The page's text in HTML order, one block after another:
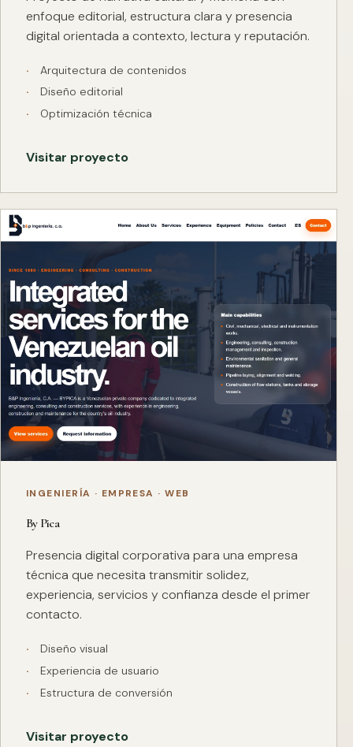
enfoque editorial, estructura clara y presencia
digital orientada a contexto, lectura y reputación.
Arquitectura de contenidos
Diseño editorial
Optimización técnica
Visitar proyecto
INGENIERÍA · EMPRESA · WEB
By Pica
Presencia digital corporativa para una empresa
técnica que necesita transmitir solidez,
experiencia, servicios y confianza desde el primer
contacto.
Diseño visual
Experiencia de usuario
Estructura de conversión
Visitar proyecto